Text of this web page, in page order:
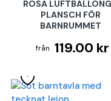
ROSA
PLANSCH FÖR
BARNRUMMET
119.00 kr